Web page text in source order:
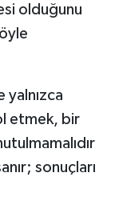
olduğunu
yalnızca
etmek, bir
sonuçları